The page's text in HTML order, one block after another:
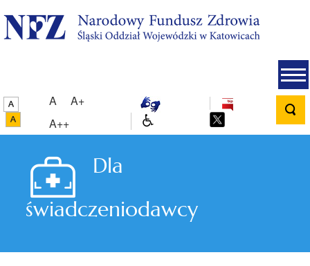
A
A+
A++
Dla
świadczeniodawcy